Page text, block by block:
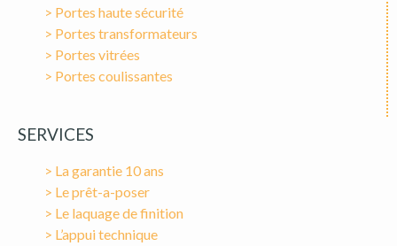
> Portes haute sécurité
> Portes transformateurs
> Portes vitrées
> Portes coulissantes
SERVICES
> La garantie 10 ans
> Le prêt-a-poser
> Le laquage de finition
> L’appui technique